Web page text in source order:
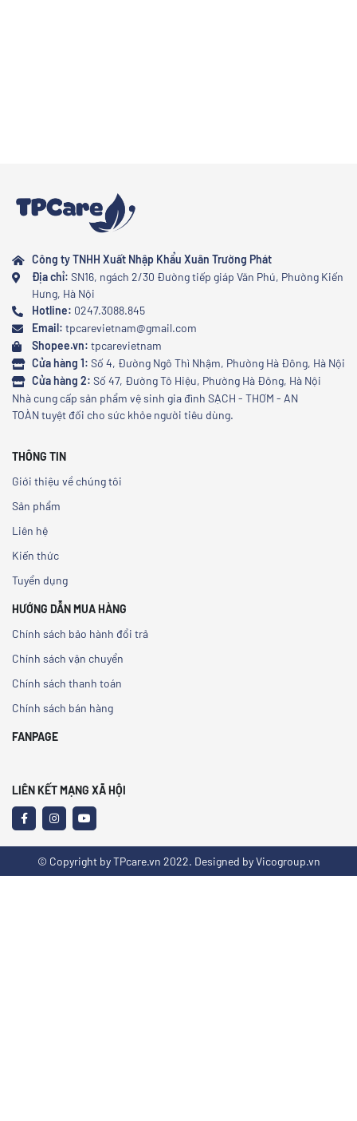
Công ty TNHH Xuất Nhập Khẩu Xuân Trường Phát
Địa chỉ: SN16, ngách 2/30 Đường tiếp giáp Văn Phú, Phường Kiến
Hưng, Hà Nội
Hotline: 0247.3088.845
Email: tpcarevietnam@gmail.com
Shopee.vn: tpcarevietnam
Cửa hàng 1: Số 4, Đường Ngô Thì Nhậm, Phường Hà Đông, Hà Nội
Cửa hàng 2: Số 47, Đường Tô Hiệu, Phường Hà Đông, Hà Nội
Nhà cung cấp sản phẩm vệ sinh gia đình SẠCH - THƠM - AN
TOÀN tuyệt đối cho sức khỏe người tiêu dùng.
THÔNG TIN
Giới thiệu về chúng tôi
Sản phẩm
Liên hệ
Kiến thức
Tuyển dụng
HƯỚNG DẪN MUA HÀNG
Chính sách bảo hành đổi trả
Chính sách vận chuyển
Chính sách thanh toán
Chính sách bán hàng
FANPAGE
LIÊN KẾT MẠNG XÃ HỘI
© Copyright by TPcare.vn 2022. Designed by Vicogroup.vn